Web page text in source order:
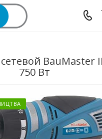
BauMaster
750 Вт